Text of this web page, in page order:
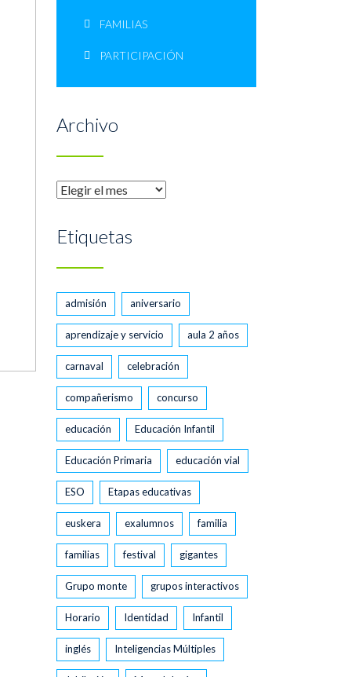
FAMILIAS
PARTICIPACIÓN
Archivo
Archivo
Etiquetas
admisión aniversario
aprendizaje y servicio aula 2 años
carnaval celebración
compañerismo concurso
educación Educación Infantil
Educación Primaria educación vial
ESO Etapas educativas
euskera exalumnos familia
familias festival gigantes
Grupo monte grupos interactivos
Horario Identidad Infantil
inglés Inteligencias Múltiples